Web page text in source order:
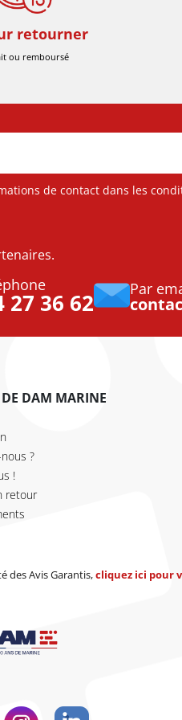
retourner
ou remboursé
de contact dans les
27 36 62 Par
DAM MARINE
?
!
retour
des Avis Garantis,cliquez ici pour